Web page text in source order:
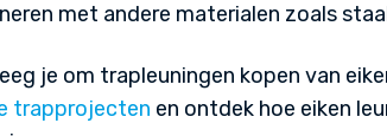
met andere materialen zoals
je om trapleuningen kopen van
trapprojecten en ontdek hoe eiken